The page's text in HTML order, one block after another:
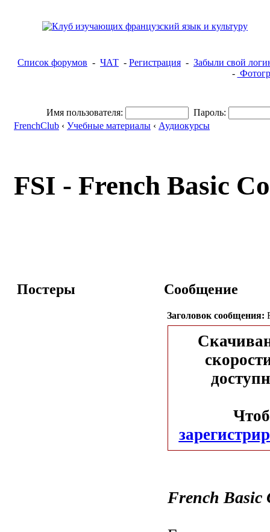
Список форумов - ЧАТ - Регистрация - Забыли свой
-
Имя пользователя:
Пароль:
FrenchClub ‹ Учебные материалы ‹ Аудиокурсы
FSI - French Basic
Постеры Сообщение
Заголовок сообщения:
French Basic